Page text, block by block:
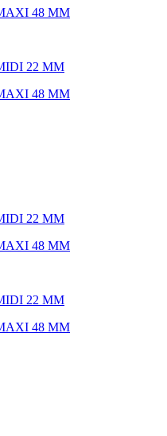
48 ММ
22 ММ
48 ММ
22 ММ
48 ММ
22 ММ
48 ММ